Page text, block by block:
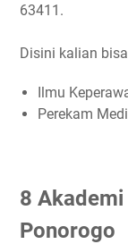
63411.
Disini kalian
Ilmu
Perekam
8
Ponorogo